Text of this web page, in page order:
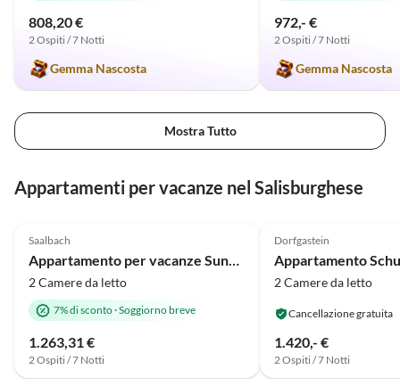
808,20 €
2 Ospiti / 7 Notti
Gemma Nascosta
972,- €
2 Ospiti / 7 Notti
Gemma Nascosta
Mostra Tutto
Appartamenti per vacanze nel Salisburghese
Saalbach
Appartamento per vacanze Sunnseit
2 Camere da letto
7% di sconto·Soggiorno breve
1.263,31 €
2 Ospiti / 7 Notti
Dorfgastein
Appartamento
2 Camere da letto
Cancellazione gratuita
1.420,- €
2 Ospiti / 7 Notti